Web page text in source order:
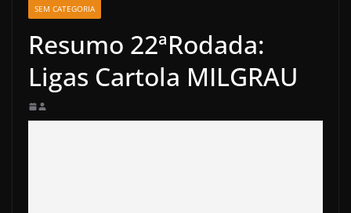
SEM CATEGORIA
Resumo 22ªRodada:
Ligas Cartola MILGRAU